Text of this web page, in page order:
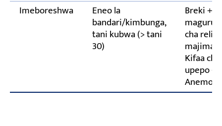
Imeboreshwa
Eneo la
bandari/kimbunga,
tani kubwa (> tani
30)
Breki +
cha reli
majimaji
Kifaa
upepo +